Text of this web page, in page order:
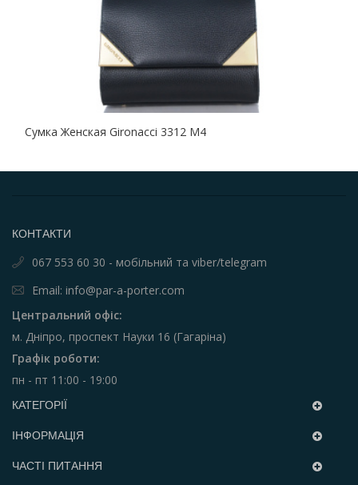
Сумка Женская Gironacci 3312 M4
КОНТАКТИ
067 553 60 30 - мобільний та viber/telegram
Email: info@par-a-porter.com
Центральний офіс:
м. Дніпро, проспект Науки 16 (Гагаріна)
Графік роботи:
пн - пт 11:00 - 19:00
КАТЕГОРІЇ
ІНФОРМАЦІЯ
ЧАСТІ ПИТАННЯ